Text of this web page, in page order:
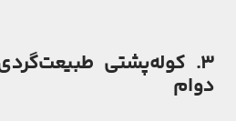
۳. کوله‌پشتی
دوام